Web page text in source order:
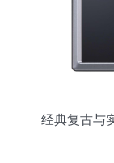
经典复古与